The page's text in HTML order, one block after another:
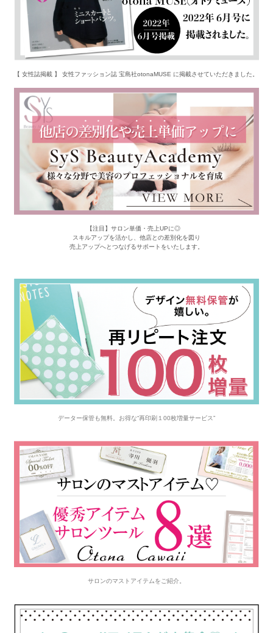
【 女性誌掲載 】 女性ファッション誌 宝島社otonaMUSE に掲載させていただきました。
【注目】サロン単価・売上UPに◎
スキルアップを活かし、他店との差別化を図り
売上アップへとつなげるサポートをいたします。
データー保管も無料。お得な“再印刷１00枚増量サービス”
サロンのマストアイテムをご紹介。